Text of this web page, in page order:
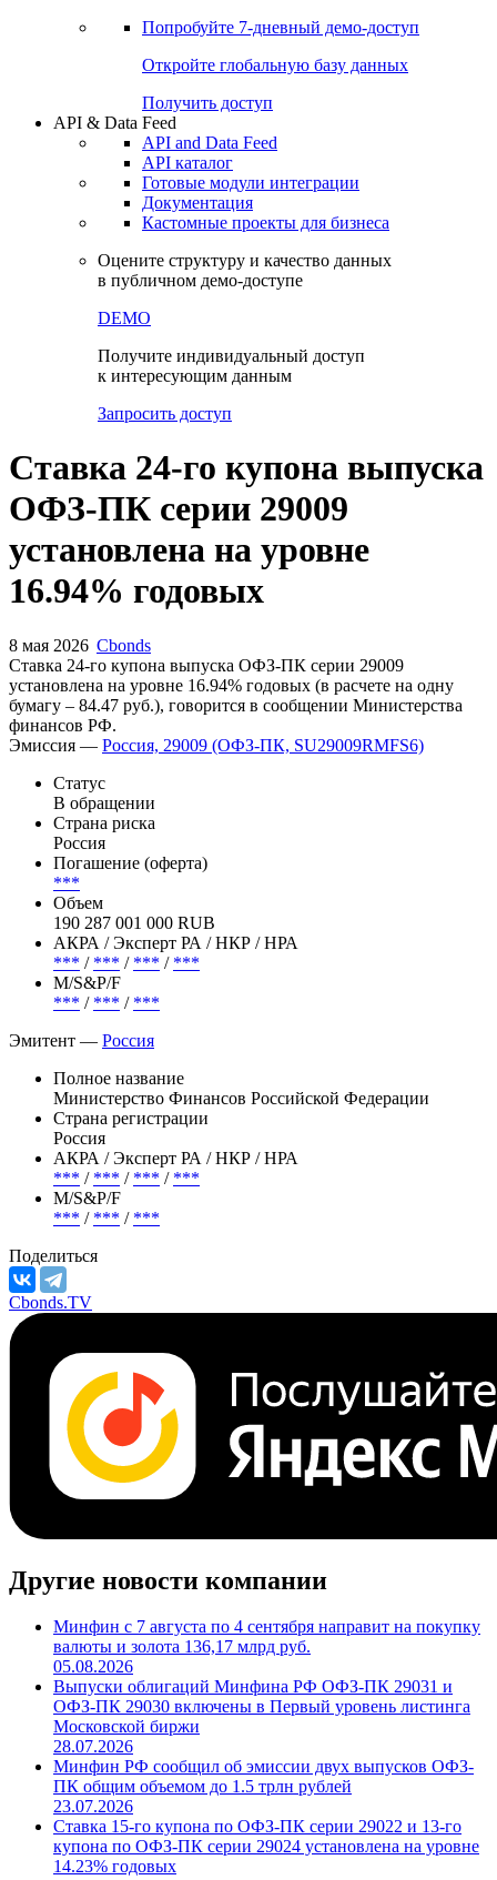
Попробуйте 7-дневный демо-доступ
Откройте глобальную базу данных
Получить доступ
API & Data Feed
API and Data Feed
API каталог
Готовые модули интеграции
Документация
Кастомные проекты для бизнеса
Оцените структуру и качество данных
в публичном демо-доступе
DEMO
Получите индивидуальный доступ
к интересующим данным
Запросить доступ
Ставка 24-го купона выпуска
ОФЗ-ПК серии 29009
установлена на уровне
16.94% годовых
8 мая 2026 Cbonds
Ставка 24-го купона выпуска ОФЗ-ПК серии 29009
установлена на уровне 16.94% годовых (в расчете на одну
бумагу – 84.47 руб.), говорится в сообщении Министерства
финансов РФ.
Эмиссия — Россия, 29009 (ОФЗ-ПК, SU29009RMFS6)
Статус
В обращении
Страна риска
Россия
Погашение (оферта)
***
Объем
190 287 001 000 RUB
АКРА / Эксперт РА / НКР / НРА
*** / *** / *** / ***
М/S&P/F
*** / *** / ***
Эмитент — Россия
Полное название
Министерство Финансов Российской Федерации
Страна регистрации
Россия
АКРА / Эксперт РА / НКР / НРА
*** / *** / *** / ***
М/S&P/F
*** / *** / ***
Поделиться
Cbonds.TV
Другие новости компании
Минфин с 7 августа по 4 сентября направит на покупку
валюты и золота 136,17 млрд руб.
05.08.2026
Выпуски облигаций Минфина РФ ОФЗ-ПК 29031 и
ОФЗ-ПК 29030 включены в Первый уровень листинга
Московской биржи
28.07.2026
Минфин РФ сообщил об эмиссии двух выпусков ОФЗ-
ПК общим объемом до 1.5 трлн рублей
23.07.2026
Ставка 15-го купона по ОФЗ-ПК серии 29022 и 13-го
купона по ОФЗ-ПК серии 29024 установлена на уровне
14.23% годовых